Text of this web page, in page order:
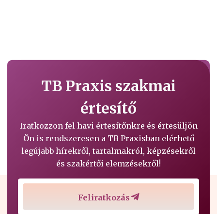
TB Praxis szakmai
értesítő
Iratkozzon fel havi értesítőnkre és értesüljön
Ön is rendszeresen a TB Praxisban elérhető
legújabb hírekről, tartalmakról, képzésekről
és szakértői elemzésekről!
Feliratkozás